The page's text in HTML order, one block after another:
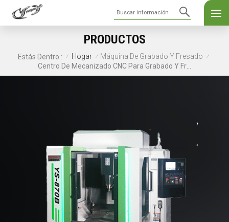
PRODUCTOS
Estás Dentro : / Hogar / Máquina De Grabado Y Fresado /